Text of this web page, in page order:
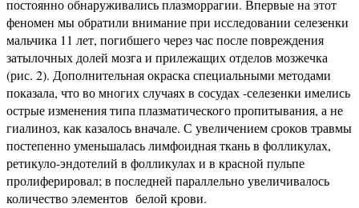
постоянно обнаруживались плазморрагии. Впервые на этот
феномен мы обратили внимание при исследовании селезенки
мальчика 11 лет, погибшего через час после повреждения
затылочных долей мозга и прилежащих отделов мозжечка
(рис. 2). Дополнительная окраска специальными методами
показала, что во многих случаях в сосудах -селезенки имелись
острые изменения типа плазматического пропитывания, а не
гиалиноз, как казалось вначале. С увеличением сроков травмы
постепенно уменьшалась лимфоидная ткань в фолликулах,
ретикуло-эндотелий в фолликулах и в красной пульпе
пролиферировал; в последней параллельно увеличивалось
количество элементов белой крови.